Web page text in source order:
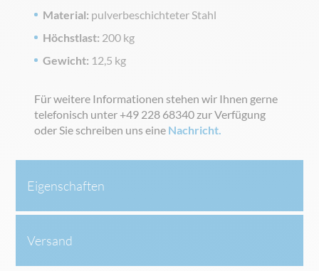
Material: pulverbeschichteter Stahl
Höchstlast: 200 kg
Gewicht: 12,5 kg
Für weitere Informationen stehen wir Ihnen gerne
telefonisch unter +49 228 68340 zur Verfügung
oder Sie schreiben uns eine Nachricht.
Eigenschaften
Versand